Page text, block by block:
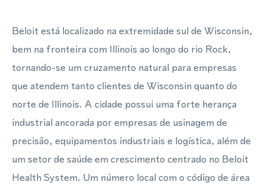
Beloit está localizado na extremidade sul de Wisconsin,
bem na fronteira com Illinois ao longo do rio Rock,
tornando-se um cruzamento natural para empresas
que atendem tanto clientes de Wisconsin quanto do
norte de Illinois. A cidade possui uma forte herança
industrial ancorada por empresas de usinagem de
precisão, equipamentos industriais e logística, além de
um setor de saúde em crescimento centrado no Beloit
Health System. Um número local com o código de área